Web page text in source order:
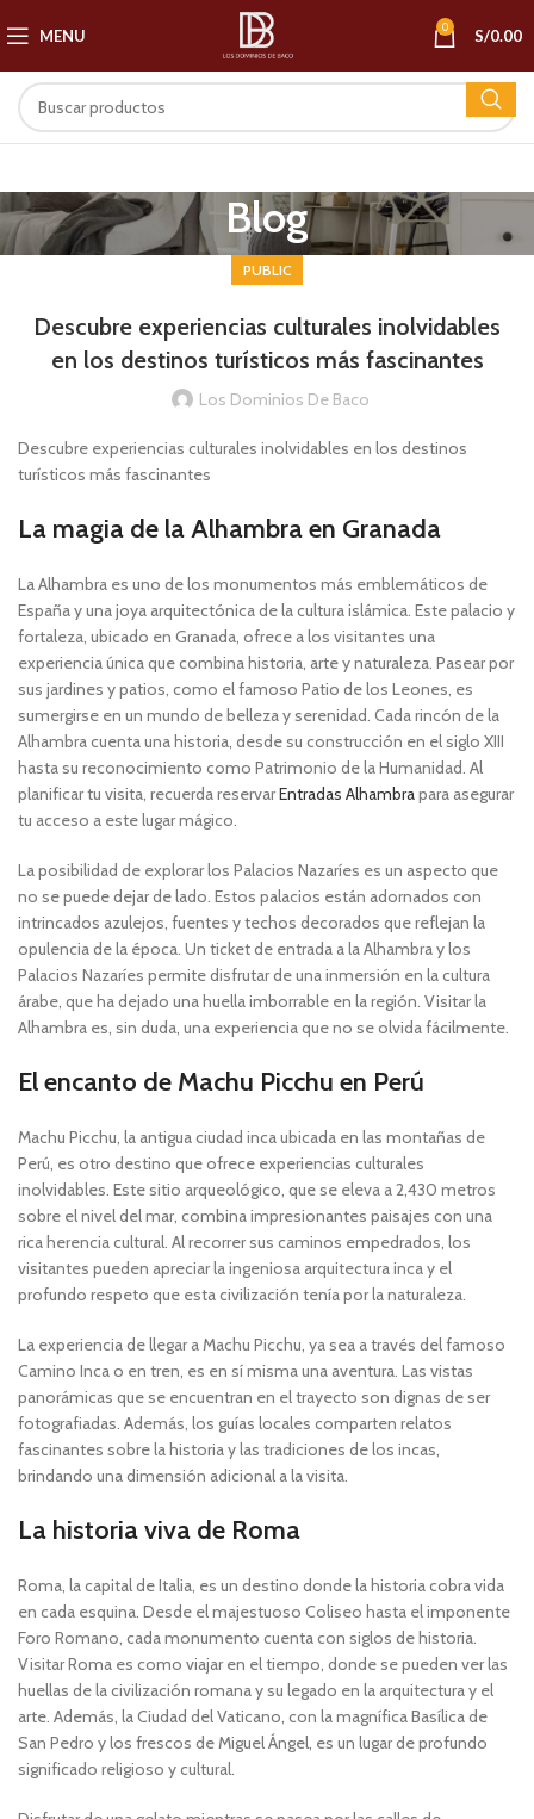
MENU 0 S/0.00
Blog
PUBLIC
Descubre experiencias culturales inolvidables
en los destinos turísticos más fascinantes
Los Dominios De Baco
Descubre experiencias culturales inolvidables en los destinos
turísticos más fascinantes
La magia de la Alhambra en Granada
La Alhambra es uno de los monumentos más emblemáticos de
España y una joya arquitectónica de la cultura islámica. Este palacio y
fortaleza, ubicado en Granada, ofrece a los visitantes una
experiencia única que combina historia, arte y naturaleza. Pasear por
sus jardines y patios, como el famoso Patio de los Leones, es
sumergirse en un mundo de belleza y serenidad. Cada rincón de la
Alhambra cuenta una historia, desde su construcción en el siglo XIII
hasta su reconocimiento como Patrimonio de la Humanidad. Al
planificar tu visita, recuerda reservarEntradas Alhambrapara asegurar
tu acceso a este lugar mágico.
La posibilidad de explorar los Palacios Nazaríes es un aspecto que
no se puede dejar de lado. Estos palacios están adornados con
intrincados azulejos, fuentes y techos decorados que reflejan la
opulencia de la época. Un ticket de entrada a la Alhambra y los
Palacios Nazaríes permite disfrutar de una inmersión en la cultura
árabe, que ha dejado una huella imborrable en la región. Visitar la
Alhambra es, sin duda, una experiencia que no se olvida fácilmente.
El encanto de Machu Picchu en Perú
Machu Picchu, la antigua ciudad inca ubicada en las montañas de
Perú, es otro destino que ofrece experiencias culturales
inolvidables. Este sitio arqueológico, que se eleva a 2,430 metros
sobre el nivel del mar, combina impresionantes paisajes con una
rica herencia cultural. Al recorrer sus caminos empedrados, los
visitantes pueden apreciar la ingeniosa arquitectura inca y el
profundo respeto que esta civilización tenía por la naturaleza.
La experiencia de llegar a Machu Picchu, ya sea a través del famoso
Camino Inca o en tren, es en sí misma una aventura. Las vistas
panorámicas que se encuentran en el trayecto son dignas de ser
fotografiadas. Además, los guías locales comparten relatos
fascinantes sobre la historia y las tradiciones de los incas,
brindando una dimensión adicional a la visita.
La historia viva de Roma
Roma, la capital de Italia, es un destino donde la historia cobra vida
en cada esquina. Desde el majestuoso Coliseo hasta el imponente
Foro Romano, cada monumento cuenta con siglos de historia.
Visitar Roma es como viajar en el tiempo, donde se pueden ver las
huellas de la civilización romana y su legado en la arquitectura y el
arte. Además, la Ciudad del Vaticano, con la magnífica Basílica de
San Pedro y los frescos de Miguel Ángel, es un lugar de profundo
significado religioso y cultural.